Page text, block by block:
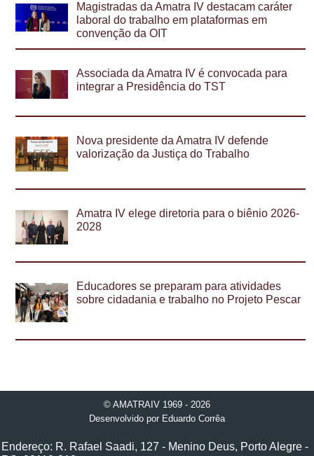
Magistradas da Amatra IV destacam caráter
laboral do trabalho em plataformas em
convenção da OIT
Associada da Amatra IV é convocada para
integrar a Presidência do TST
Nova presidente da Amatra IV defende
valorização da Justiça do Trabalho
Amatra IV elege diretoria para o biênio 2026-
2028
Educadores se preparam para atividades
sobre cidadania e trabalho no Projeto Pescar
© AMATRAIV 1969 - 2026
Desenvolvido por Eduardo Corrêa
Endereço: R. Rafael Saadi, 127 - Menino Deus, Porto Alegre -